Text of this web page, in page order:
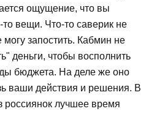
ощущение, что вы
вещи. Что-то саверик не
могу запостить. Кабмин не
деньги, чтобы восполнить
бюджета. На деле же оно
ваши действия и решения. В
россиянок лучшее время